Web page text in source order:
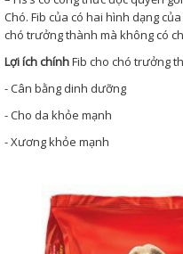
Chó. Fib của có hai hình dạng
chó trưởng thành mà không có
Lợi ích chínhFib cho chó trưởng
- Cân bằng dinh dưỡng
- Cho da khỏe mạnh
- Xương khỏe mạnh